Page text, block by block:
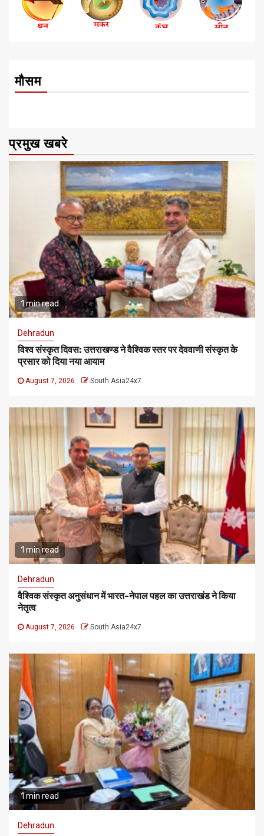
मौसम
प्रमुख खबरे
1 min read
Dehradun
विश्व संस्कृत दिवस: उत्तराखण्ड ने वैश्विक स्तर पर देववाणी संस्कृत के
प्रसार को दिया नया आयाम
August 7, 2026 South Asia24x7
1 min read
Dehradun
वैश्विक संस्कृत अनुसंधान में भारत-नेपाल पहल का उत्तराखंड ने किया
नेतृत्व
August 7, 2026 South Asia24x7
1 min read
Dehradun